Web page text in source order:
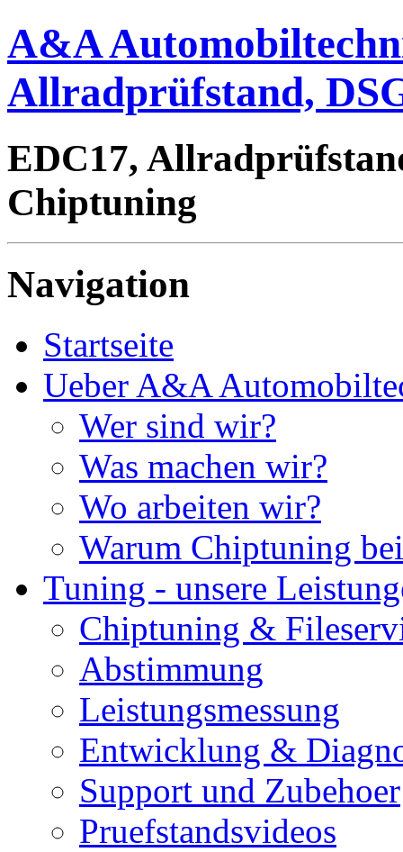
A&A
Allradprüfstand,
EDC17,
Chiptuning
Navigation
Startseite
Ueber A&A
Wer sind wir?
Was machen wir?
Wo arbeiten wir?
Warum Chiptuning
Tuning - unsere
Chiptuning &
Abstimmung
Leistungsmessung
Entwicklung &
Support und Zubehoer
Pruefstandsvideos